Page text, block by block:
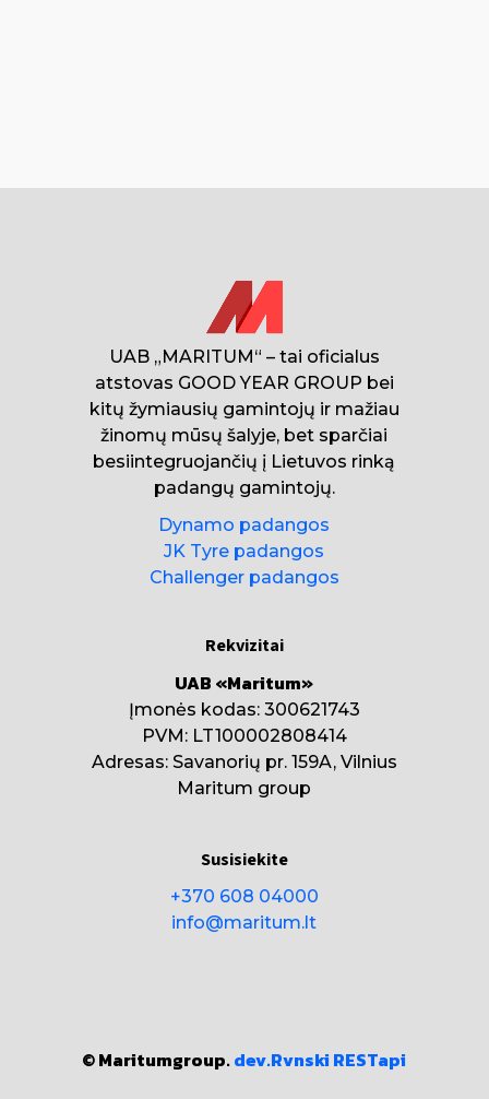
UAB „MARITUM“ – tai oficialus
atstovas GOOD YEAR GROUP bei
kitų žymiausių gamintojų ir mažiau
žinomų mūsų šalyje, bet sparčiai
besiintegruojančių į Lietuvos rinką
padangų gamintojų.
Dynamo padangos
JK Tyre padangos
Challenger padangos
Rekvizitai
UAB «Maritum»
Įmonės kodas: 300621743
PVM: LT100002808414
Adresas: Savanorių pr. 159A, Vilnius
Maritum group
Susisiekite
+370 608 04000
info@maritum.lt
© Maritumgroup.dev.Rvnski RESTapi